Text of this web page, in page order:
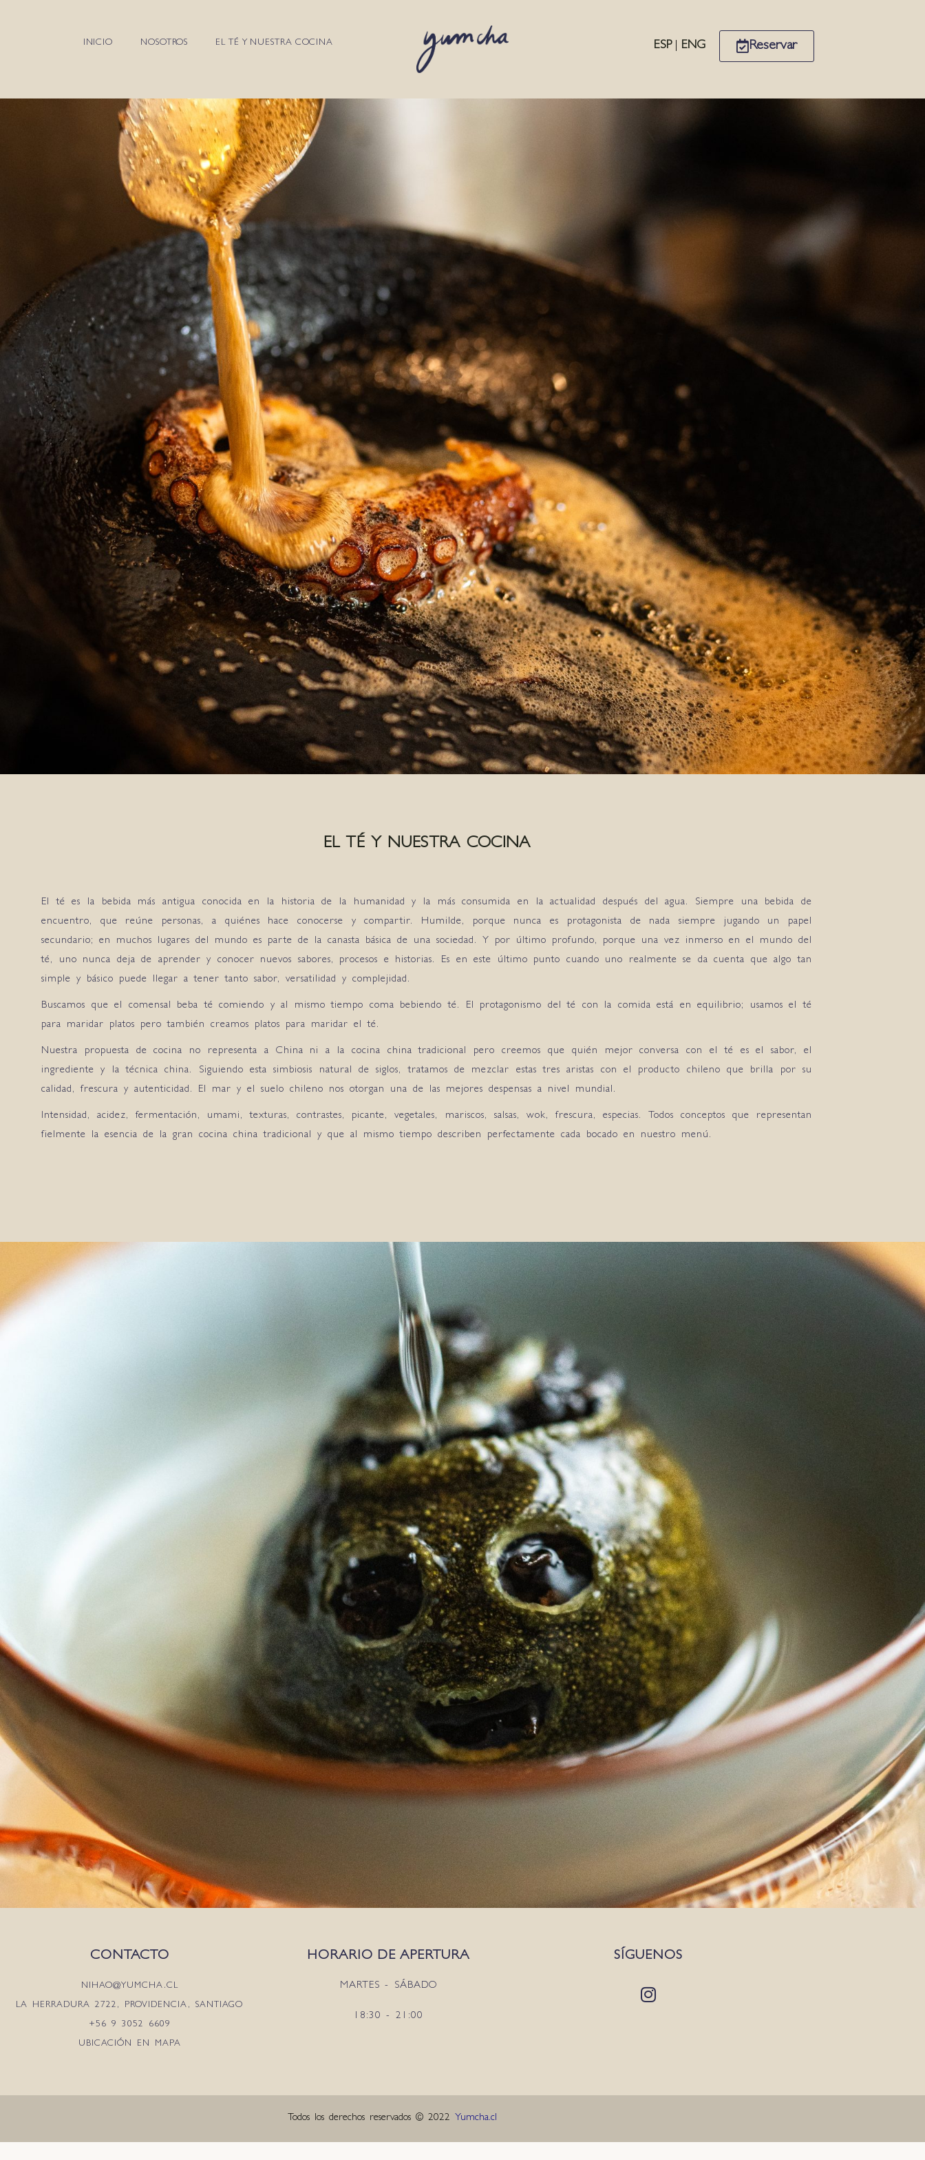
INICIO NOSOTROS EL TÉ Y NUESTRA COCINA ESP| ENG Reservar
EL TÉ Y NUESTRA COCINA
El té es la bebida más antigua conocida en la historia de la humanidad y la más consumida en la actualidad después del agua. Siempre una bebida de
encuentro, que reúne personas, a quiénes hace conocerse y compartir. Humilde, porque nunca es protagonista de nada siempre jugando un papel
secundario; en muchos lugares del mundo es parte de la canasta básica de una sociedad. Y por último profundo, porque una vez inmerso en el mundo del
té, uno nunca deja de aprender y conocer nuevos sabores, procesos e historias. Es en este último punto cuando uno realmente se da cuenta que algo tan
simple y básico puede llegar a tener tanto sabor, versatilidad y complejidad.
Buscamos que el comensal beba té comiendo y al mismo tiempo coma bebiendo té. El protagonismo del té con la comida está en equilibrio; usamos el té
para maridar platos pero también creamos platos para maridar el té.
Nuestra propuesta de cocina no representa a China ni a la cocina china tradicional pero creemos que quién mejor conversa con el té es el sabor, el
ingrediente y la técnica china. Siguiendo esta simbiosis natural de siglos, tratamos de mezclar estas tres aristas con el producto chileno que brilla por su
calidad, frescura y autenticidad. El mar y el suelo chileno nos otorgan una de las mejores despensas a nivel mundial.
Intensidad, acidez, fermentación, umami, texturas, contrastes, picante, vegetales, mariscos, salsas, wok, frescura, especias. Todos conceptos que representan
fielmente la esencia de la gran cocina china tradicional y que al mismo tiempo describen perfectamente cada bocado en nuestro menú.
CONTACTO
NIHAO@YUMCHA.CL
LA HERRADURA 2722, PROVIDENCIA, SANTIAGO
+56 9 3052 6609
UBICACIÓN EN MAPA
HORARIO DE APERTURA
MARTES - SÁBADO
18:30 - 21:00
SÍGUENOS
Todos los derechos reservados © 2022 Yumcha.cl